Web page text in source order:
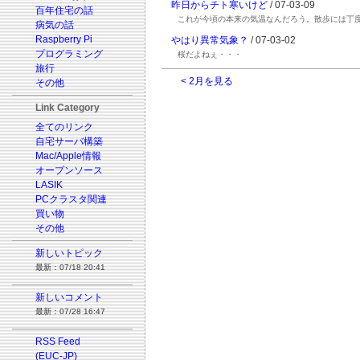
百年住宅の話
病気の話
Raspberry Pi
プログラミング
旅行
その他
Link Category
全てのリンク
自宅サーバ構築
Mac/Apple情報
オープンソース
LASIK
PCクラスタ関連
買い物
その他
新しいトピック
最新：07/18 20:41
新しいコメント
最新：07/28 16:47
RSS Feed
(EUC-JP)
昨日からチト寒いけど / 07-03-09
これが今頃の本来の気温なんだろう。散歩には丁
やはり異常気象？ / 07-03-02
桜だよねぇ・・・
< 2月を見る